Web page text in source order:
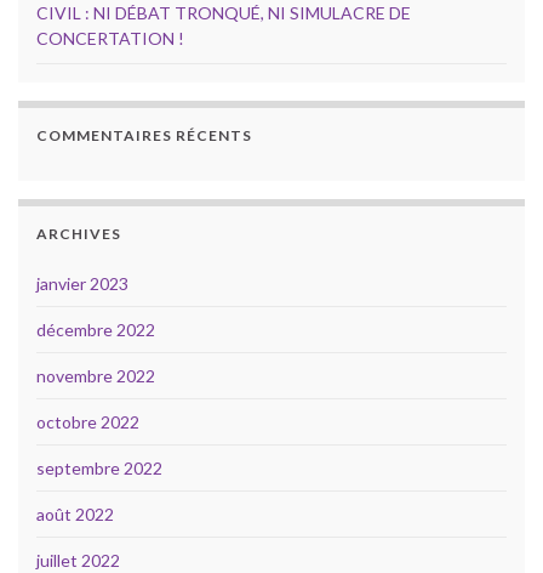
CIVIL : NI DÉBAT TRONQUÉ, NI SIMULACRE DE
CONCERTATION !
COMMENTAIRES RÉCENTS
ARCHIVES
janvier 2023
décembre 2022
novembre 2022
octobre 2022
septembre 2022
août 2022
juillet 2022